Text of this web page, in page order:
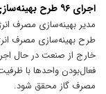
اجرای ۹۶ طرح بهینه‌سازی مصرف انرژی در صنعت پتروشیمی
طرح بهینه‌سازی مصرف
خارج از صنعت در حال
مصرف گاز محقق شود.